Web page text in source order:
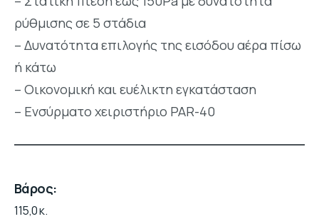
ρύθμισης σε 5 στάδια
– Δυνατότητα επιλογής της εισόδου αέρα πίσω
ή κάτω
– Οικονομική και ευέλικτη εγκατάσταση
– Ενσύρματο χειριστήριο PAR-40
Βάρος
115,0 κ.